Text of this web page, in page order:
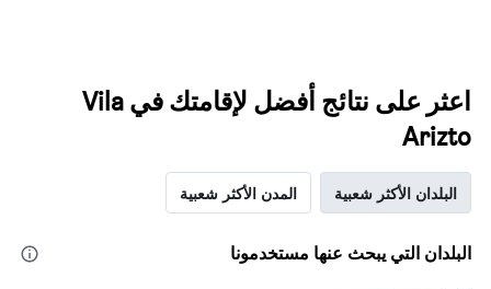
اعثر على نتائج أفضل لإقامتك في Vila
Arizto
البلدان الأكثر شعبية المدن الأكثر شعبية
البلدان التي يبحث عنها مستخدمونا